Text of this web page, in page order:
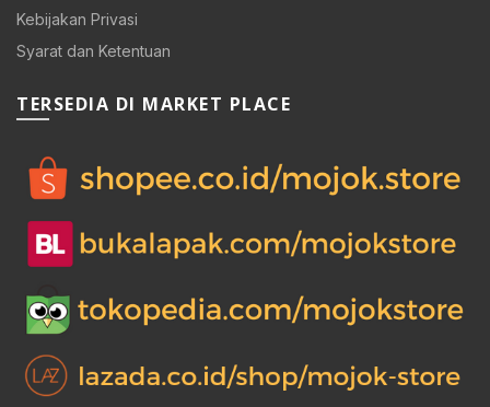
Kebijakan Privasi
Syarat dan Ketentuan
TERSEDIA DI MARKET PLACE